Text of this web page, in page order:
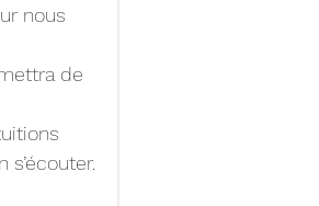
nous
de